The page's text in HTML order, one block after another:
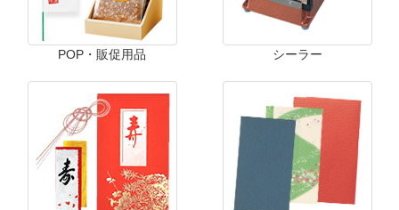
POP・販促用品 シーラー